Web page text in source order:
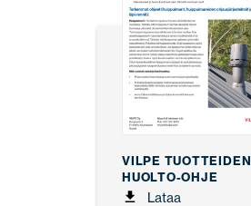
VILPE TUOTTEIDEN
HUOLTO-OHJE
Lataa